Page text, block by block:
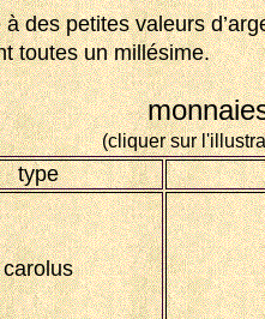
des petites valeurs
toutes un millésime.
(cliquer sur
type
carolus